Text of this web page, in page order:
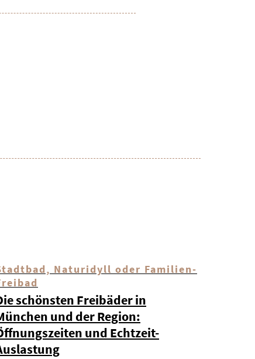
Naturidyll oder Familien-
schönsten Freibäder in
und der Region:
und Echtzeit-